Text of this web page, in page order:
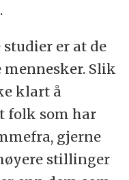
er at de
Slik
klart å
folk som har
gjerne
stillinger